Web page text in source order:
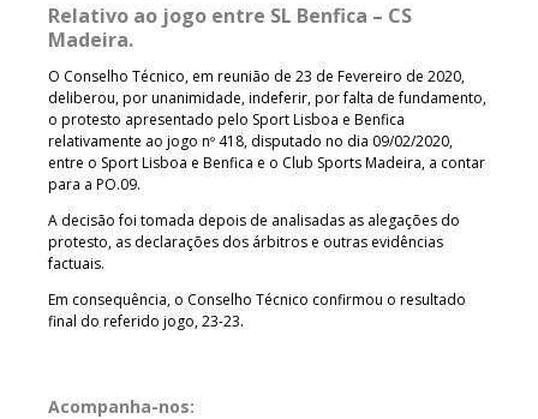
Relativo ao jogo entre SL Benfica – CS
Madeira.
O Conselho Técnico, em reunião de 23 de Fevereiro de 2020,
deliberou, por unanimidade, indeferir, por falta de fundamento,
o protesto apresentado pelo Sport Lisboa e Benfica
relativamente ao jogo nº 418, disputado no dia 09/02/2020,
entre o Sport Lisboa e Benfica e o Club Sports Madeira, a contar
para a PO.09.
A decisão foi tomada depois de analisadas as alegações do
protesto, as declarações dos árbitros e outras evidências
factuais.
Em consequência, o Conselho Técnico confirmou o resultado
final do referido jogo, 23-23.
Acompanha-nos: